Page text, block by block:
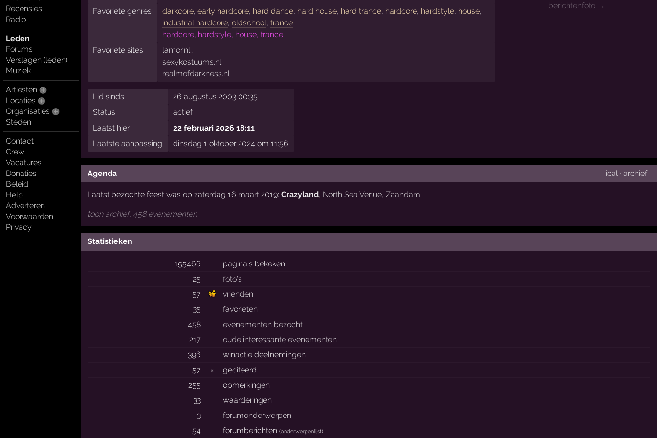
Recensies
Radio
Leden
Forums
Verslagen (leden)
Muziek
Artiesten
Locaties
Organisaties
Steden
Contact
Crew
Vacatures
Donaties
Beleid
Help
Adverteren
Voorwaarden
Privacy
berichtenfoto →
Favoriete genres
darkcore,early hardcore, hard dance, hard house, hard trance, hardcore, hardstyle, house,
industrial hardcore,oldschool,trance
hardcore, hardstyle, house, trance
Favoriete sites
lamor.nl…
sexykostuums.nl
realmofdarkness.nl
Lid sinds
26 augustus 2003 00:35
Status
actief
Laatst hier
22 februari 2026 18:11
Laatste aanpassing
dinsdag 1 oktober 2024 om 11:56
Agenda ical· archief
Laatst bezochte feest was op zaterdag 16 maart 2019: Crazyland, North Sea Venue, Zaandam
toon archief, 458 evenementen
Statistieken
155466 ·
pagina's bekeken
25
·
foto's
57
vrienden
35
·
favorieten
458
·
evenementen bezocht
217
·
oude interessante evenementen
396
·
winactie deelnemingen
57
×
geciteerd
255
·
opmerkingen
33
·
waarderingen
3
·
forumonderwerpen
54
· forumberichten(onderwerpenlijst)